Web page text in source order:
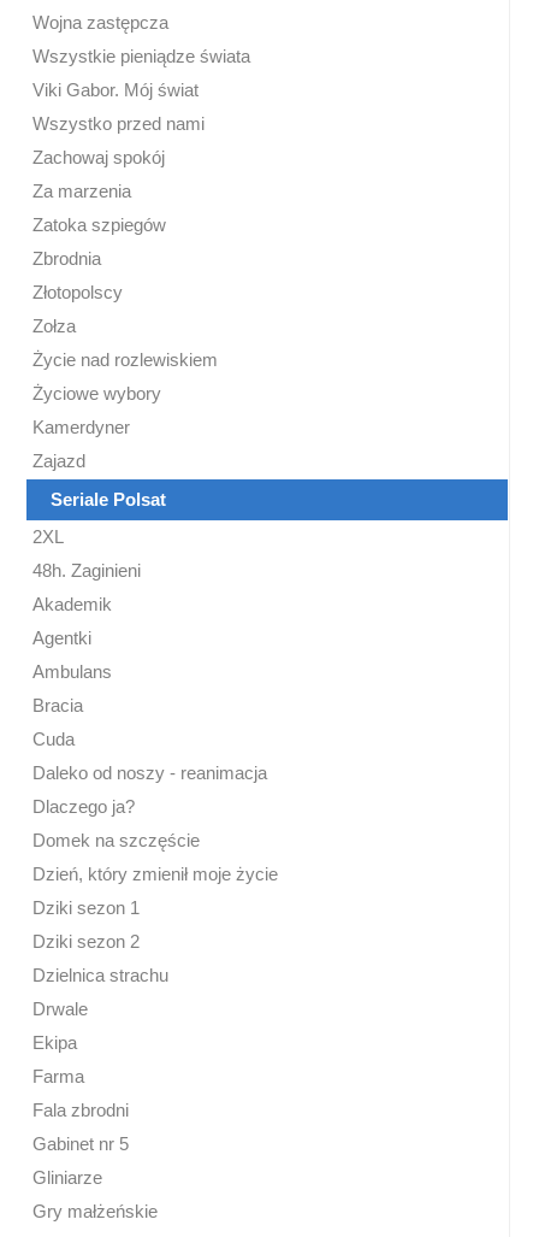
Wojna zastępcza
Wszystkie pieniądze świata
Viki Gabor. Mój świat
Wszystko przed nami
Zachowaj spokój
Za marzenia
Zatoka szpiegów
Zbrodnia
Złotopolscy
Zołza
Życie nad rozlewiskiem
Życiowe wybory
Kamerdyner
Zajazd
Seriale Polsat
2XL
48h. Zaginieni
Akademik
Agentki
Ambulans
Bracia
Cuda
Daleko od noszy - reanimacja
Dlaczego ja?
Domek na szczęście
Dzień, który zmienił moje życie
Dziki sezon 1
Dziki sezon 2
Dzielnica strachu
Drwale
Ekipa
Farma
Fala zbrodni
Gabinet nr 5
Gliniarze
Gry małżeńskie